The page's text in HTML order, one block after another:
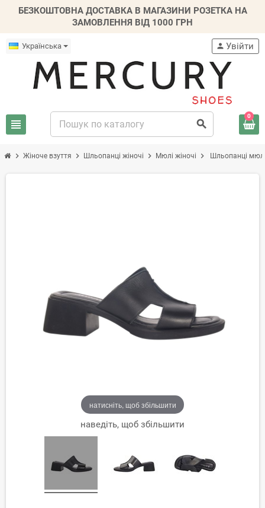
БЕЗКОШТОВНА ДОСТАВКА В МАГАЗИНИ РОЗЕТКА НА
ЗАМОВЛЕННЯ ВІД 1000 ГРН
Українська
view_headline search
person Увійти
0
chevron_right Жіноче взуття chevron_right Шльопанці жіночі chevron_right Мюлі жіночі chevron_right Шльопанці
натисніть, щоб збільшити
наведіть, щоб збільшити